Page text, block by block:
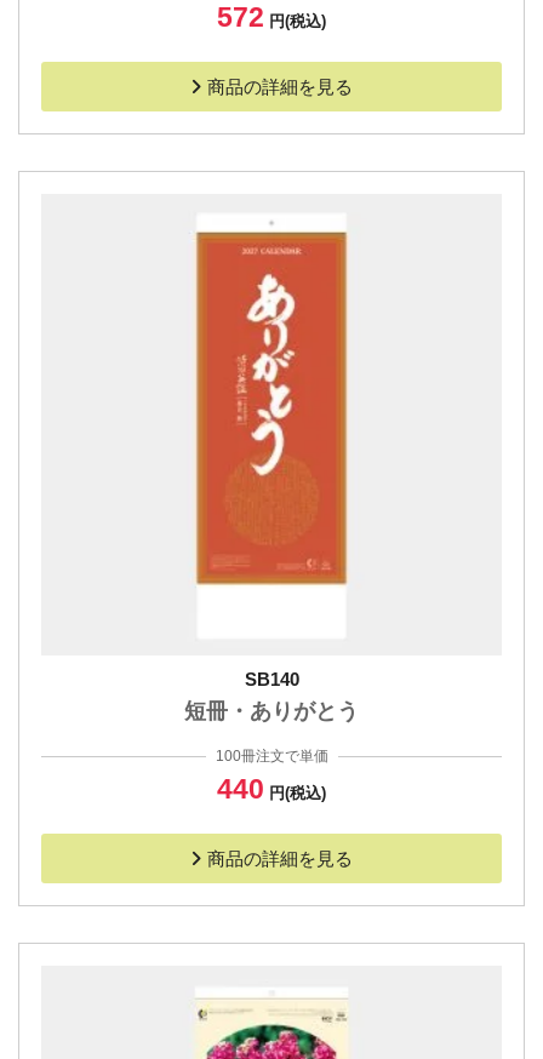
572 円(税込)
商品の詳細を見る
SB140
短冊・ありがとう
100冊注文で単価
440 円(税込)
商品の詳細を見る